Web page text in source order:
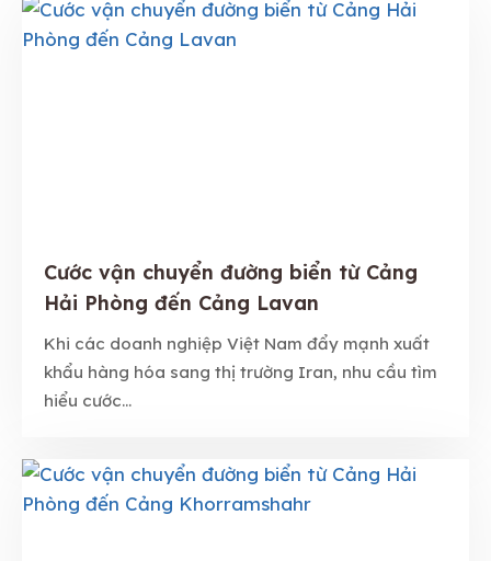
Cước vận chuyển đường biển từ Cảng
Hải Phòng đến Cảng Lavan
Khi các doanh nghiệp Việt Nam đẩy mạnh xuất
khẩu hàng hóa sang thị trường Iran, nhu cầu tìm
hiểu cước...